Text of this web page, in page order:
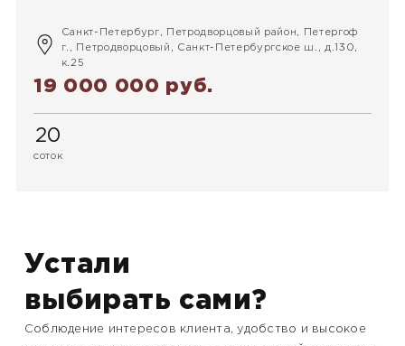
Санкт-Петербург, Петродворцовый район, Петергоф
г., Петродворцовый, Санкт-Петербургское ш., д.130,
к.25
19 000 000 руб.
20
соток
Устали
выбирать сами?
Соблюдение интересов клиента, удобство и высокое